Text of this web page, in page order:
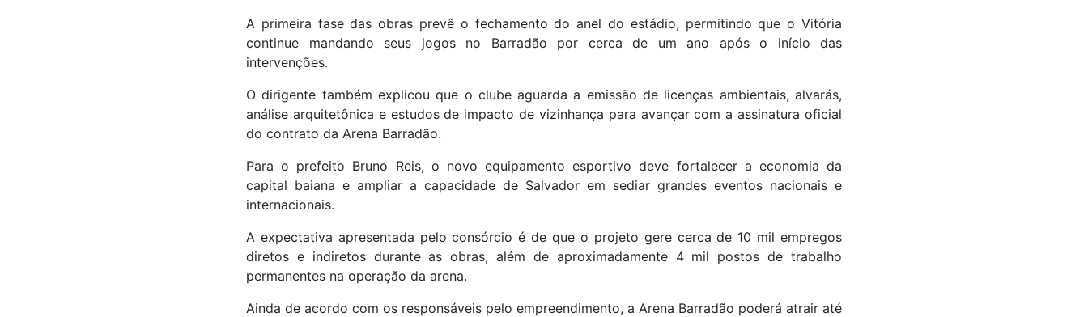
A primeira fase das obras prevê o fechamento do anel do estádio, permitindo que o Vitória
continue mandando seus jogos no Barradão por cerca de um ano após o início das
intervenções.
O dirigente também explicou que o clube aguarda a emissão de licenças ambientais, alvarás,
análise arquitetônica e estudos de impacto de vizinhança para avançar com a assinatura oficial
do contrato da Arena Barradão.
Para o prefeito Bruno Reis, o novo equipamento esportivo deve fortalecer a economia da
capital baiana e ampliar a capacidade de Salvador em sediar grandes eventos nacionais e
internacionais.
A expectativa apresentada pelo consórcio é de que o projeto gere cerca de 10 mil empregos
diretos e indiretos durante as obras, além de aproximadamente 4 mil postos de trabalho
permanentes na operação da arena.
Ainda de acordo com os responsáveis pelo empreendimento, a Arena Barradão poderá atrair até